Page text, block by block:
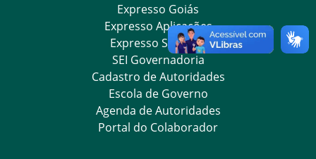
Expresso Goiás
Expresso Aplicações
Expresso Servidor
SEI Governadoria
Cadastro de Autoridades
Escola de Governo
Agenda de Autoridades
Portal do Colaborador